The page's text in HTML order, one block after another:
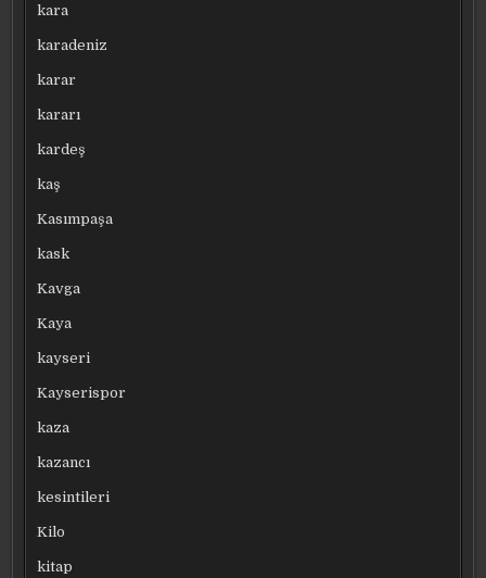
kara
karadeniz
karar
kararı
kardeş
kaş
Kasımpaşa
kask
Kavga
Kaya
kayseri
Kayserispor
kaza
kazancı
kesintileri
Kilo
kitap